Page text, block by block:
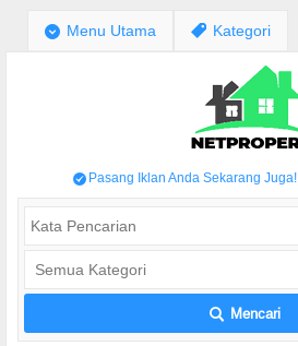
; Menu Utama , Kategori
/ Pasang Iklan Anda Sekarang Juga!
L Mencari